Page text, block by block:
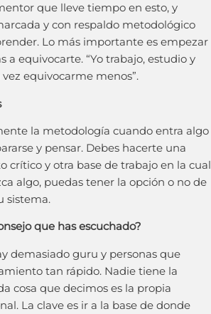
que lleve tiempo en esto, y
y con respaldo metodológico
Lo más importante es empezar
a equivocarte. “Yo trabajo, estudio y
equivocarme menos”.
la metodología cuando entra algo
y pensar. Debes hacerte una
crítico y otra base de trabajo en la cual
algo, puedas tener la opción o no de
sistema.
que has escuchado?
demasiado guru y personas que
tan rápido. Nadie tiene la
cosa que decimos es la propia
La clave es ir a la base de donde